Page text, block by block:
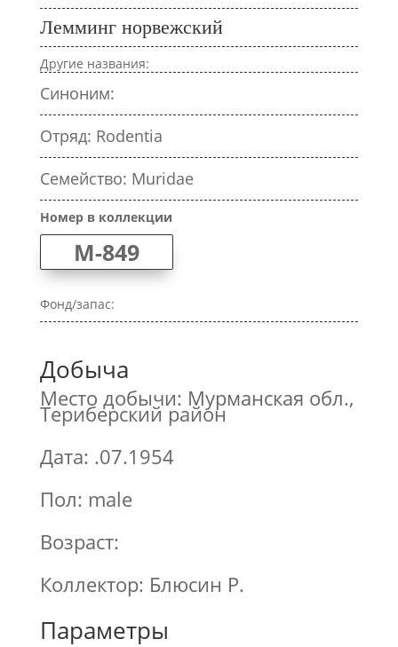
Лемминг норвежский
Другие названия:
Синоним:
Отряд: Rodentia
Семейство: Muridae
Номер в коллекции
M-849
Фонд/запас:
Добыча
Место добычи: Мурманская обл.,
Териберский район
Дата: .07.1954
Пол: male
Возраст:
Коллектор: Блюсин Р.
Параметры